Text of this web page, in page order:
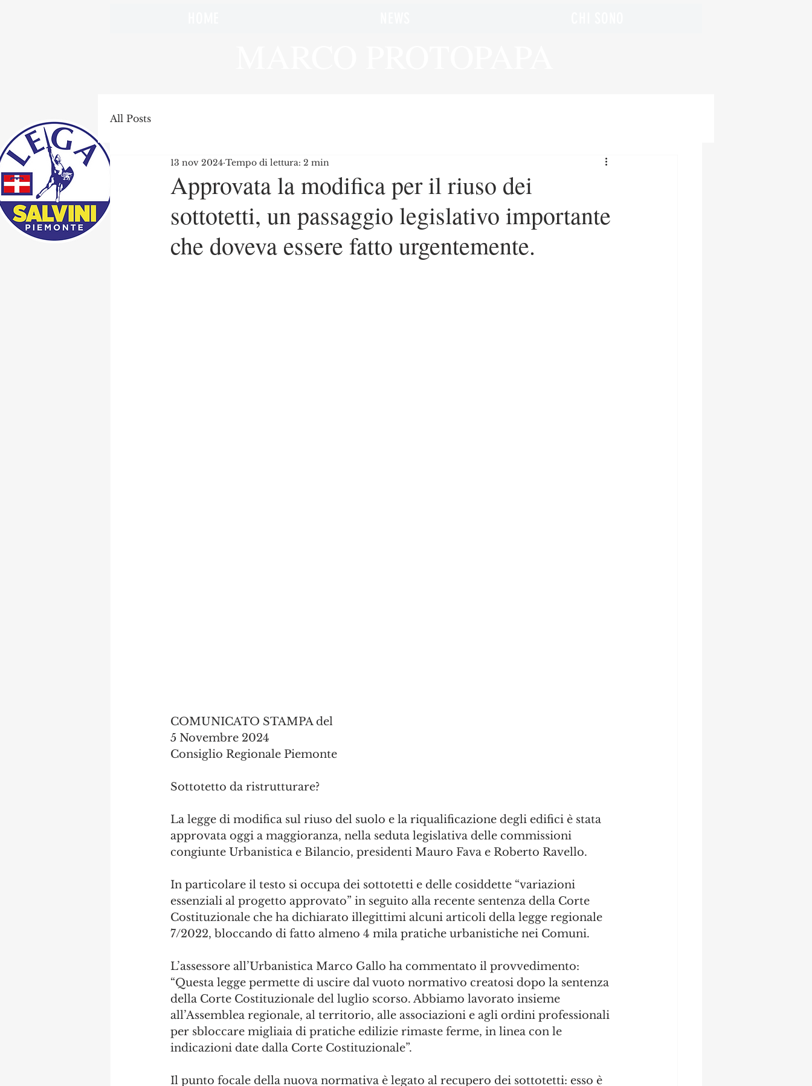
All Posts
Approvata la modifica per il riuso dei
sottotetti, un passaggio legislativo importante
che doveva essere fatto urgentemente.
13 nov 2024 Tempo di lettura: 2 min
COMUNICATO STAMPA del
5 Novembre 2024
Consiglio Regionale Piemonte
Sottotetto da ristrutturare?
La legge di modifica sul riuso del suolo e la riqualificazione degli edifici è stata
approvata oggi a maggioranza, nella seduta legislativa delle commissioni
congiunte Urbanistica e Bilancio, presidenti Mauro Fava e Roberto Ravello.
In particolare il testo si occupa dei sottotetti e delle cosiddette “variazioni
essenziali al progetto approvato” in seguito alla recente sentenza della Corte
Costituzionale che ha dichiarato illegittimi alcuni articoli della legge regionale
7/2022, bloccando di fatto almeno 4 mila pratiche urbanistiche nei Comuni.
L’assessore all’Urbanistica Marco Gallo ha commentato il provvedimento:
“Questa legge permette di uscire dal vuoto normativo creatosi dopo la sentenza
della Corte Costituzionale del luglio scorso. Abbiamo lavorato insieme
all’Assemblea regionale, al territorio, alle associazioni e agli ordini professionali
per sbloccare migliaia di pratiche edilizie rimaste ferme, in linea con le
indicazioni date dalla Corte Costituzionale”.
Il punto focale della nuova normativa è legato al recupero dei sottotetti: esso è